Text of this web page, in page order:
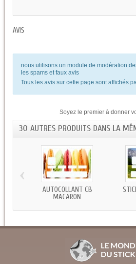
AVIS
nous utilisons un module de modération
les spams et faux avis
Tous les avis sur cette page sont affichés
Soyez le premier à donner
30 AUTRES PRODUITS DANS LA
AUTOCOLLANT CB
MACARON
‹